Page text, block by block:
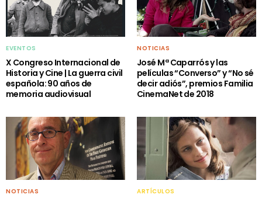
EVENTOS
X Congreso Internacional de
Historia y Cine | La guerra civil
española: 90 años de
memoria audiovisual
NOTICIAS
José Mª Caparrós y las
películas “Converso” y “No sé
decir adiós”, premios Familia
CinemaNet de 2018
NOTICIAS ARTÍCULOS